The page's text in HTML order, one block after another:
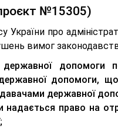
№15305)
про
вимог
допомоги
допомоги,
державної
надається право на